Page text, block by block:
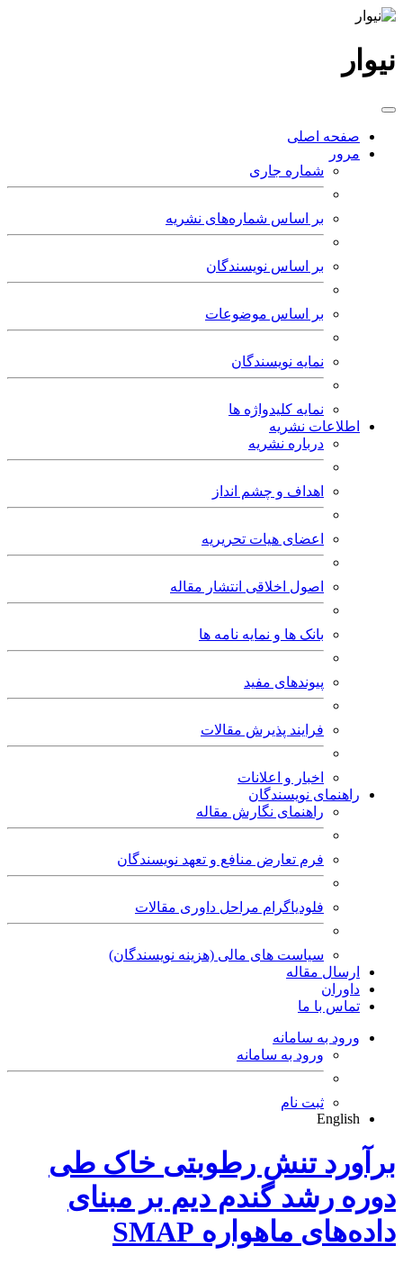
نیوار
صفحه اصلی
مرور
شماره جاری
بر اساس شماره‌های نشریه
بر اساس نویسندگان
بر اساس موضوعات
نمایه نویسندگان
نمایه کلیدواژه ها
اطلاعات نشریه
درباره نشریه
اهداف و چشم انداز
اعضای هیات تحریریه
اصول اخلاقی انتشار مقاله
بانک ها و نمایه نامه ها
پیوندهای مفید
فرایند پذیرش مقالات
اخبار و اعلانات
راهنمای نویسندگان
راهنمای نگارش مقاله
فرم تعارض منافع و تعهد نویسندگان
فلودیاگرام مراحل داوری مقالات
سیاست های مالی (هزینه نویسندگان)
ارسال مقاله
داوران
تماس با ما
ورود به سامانه
ورود به سامانه
ثبت نام
English
برآورد تنش رطوبتی خاک طی
دوره رشد گندم دیم بر مبنای
داده‌های ماهواره SMAP